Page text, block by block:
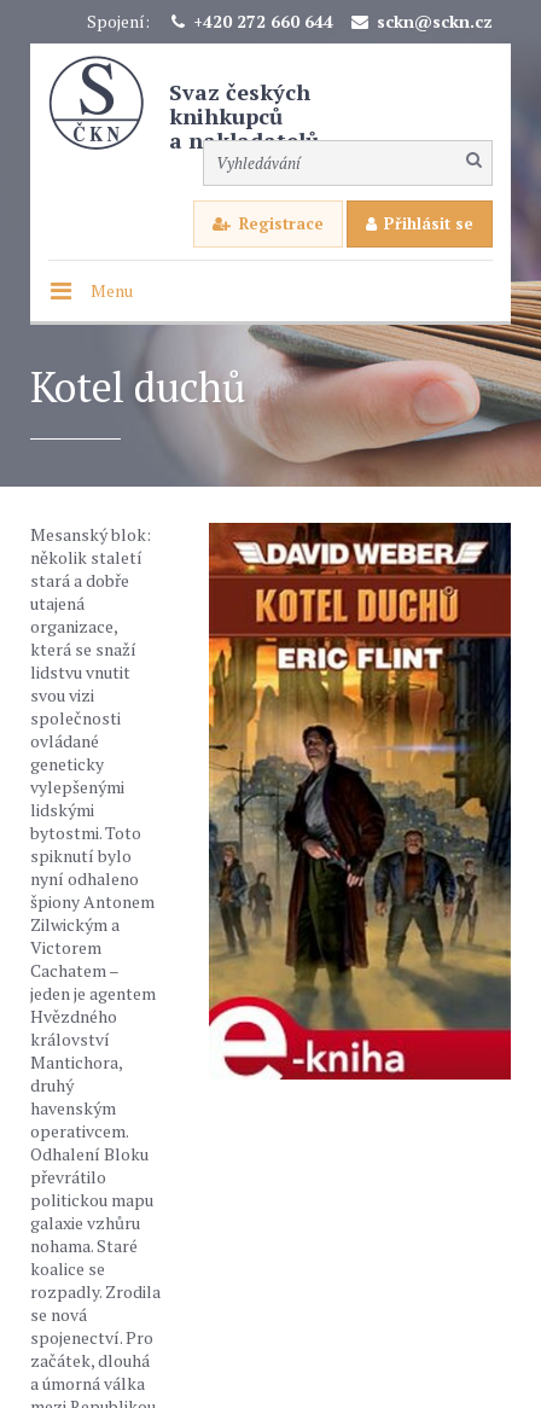
Spojení: +420 272 660 644 sckn@sckn.cz
Svaz českých
knihkupců
a nakladatelů
Registrace Přihlásit se
Menu
Kotel duchů
Mesanský blok:
několik staletí
stará a dobře
utajená
organizace,
která se snaží
lidstvu vnutit
svou vizi
společnosti
ovládané
geneticky
vylepšenými
lidskými
bytostmi. Toto
spiknutí bylo
nyní odhaleno
špiony Antonem
Zilwickým a
Victorem
Cachatem –
jeden je agentem
Hvězdného
království
Mantichora,
druhý
havenským
operativcem.
Odhalení Bloku
převrátilo
politickou mapu
galaxie vzhůru
nohama. Staré
koalice se
rozpadly. Zrodila
se nová
spojenectví. Pro
začátek, dlouhá
a úmorná válka